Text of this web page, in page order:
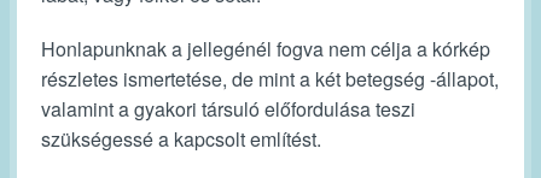
Honlapunknak a jellegénél fogva nem célja a kórkép
részletes ismertetése, de mint a két betegség -állapot,
valamint a gyakori társuló előfordulása teszi
szükségessé a kapcsolt említést.